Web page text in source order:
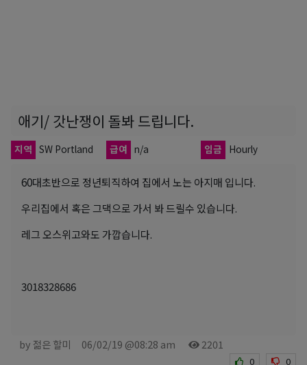
애기/ 갓난쟁이 돌봐 드립니다.
지역 SW Portland 급여 n/a 임금 Hourly
60대초반으로 정년퇴직하여 집에서 노는 아지매 입니다.
우리집에서 혹은 그댁으로 가서 봐 드릴수 있습니다.
레그 오스위고와도 가깝습니다.
3018328686
by 젊은 할미 06/02/19 @08:28 am 2201
0 0